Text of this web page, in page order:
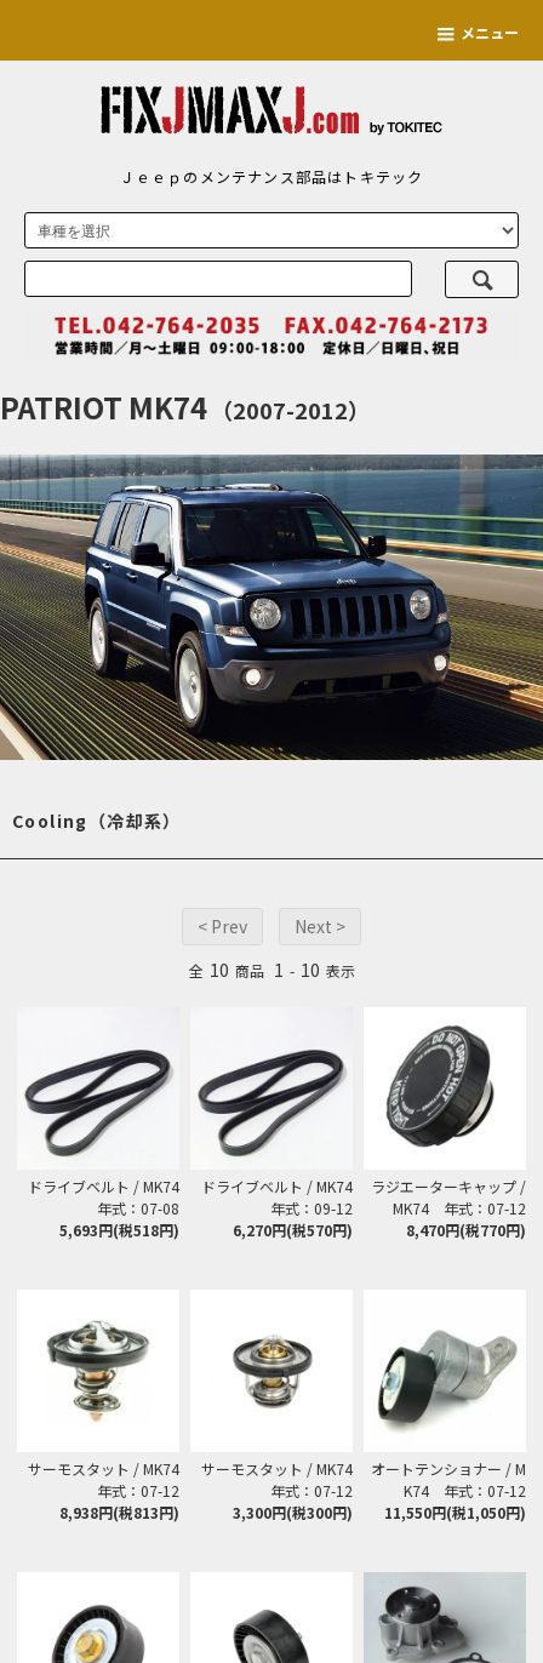
メニュー
Ｊｅｅｐのメンテナンス部品はトキテック
PATRIOT MK74 （2007-2012）
Cooling（冷却系）
< Prev Next >
全 10 商品 1 - 10 表示
ドライブベルト / MK74
年式：07-08
5,693円(税518円)
ドライブベルト / MK74
年式：09-12
6,270円(税570円)
ラジエーターキャップ /
MK74 年式：07-12
8,470円(税770円)
サーモスタット / MK74
年式：07-12
8,938円(税813円)
サーモスタット / MK74
年式：07-12
3,300円(税300円)
オートテンショナー / M
K74 年式：07-12
11,550円(税1,050円)